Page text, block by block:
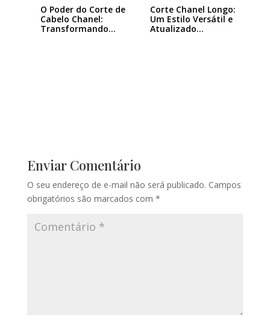
O Poder do Corte de
Cabelo Chanel:
Transformando
Corte Chanel Longo:
Um Estilo Versátil e
Atualizado…
Enviar Comentário
O seu endereço de e-mail não será publicado. Campos
obrigatórios são marcados com *